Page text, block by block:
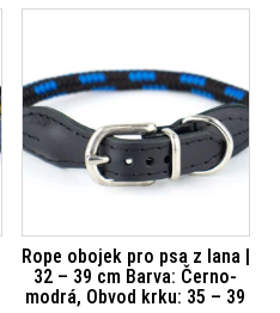
Rope obojek pro psa z lana |
32 – 39 cm Barva: Černo-
modrá, Obvod krku: 35 – 39